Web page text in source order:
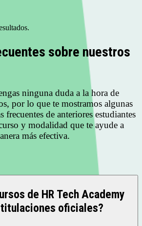
sobre nuestros
ninguna duda a la hora de
por lo que te mostramos algunas
frecuentes de anteriores estudiantes
y modalidad que te ayude a
más efectiva.
de HR Tech Academy
oficiales?